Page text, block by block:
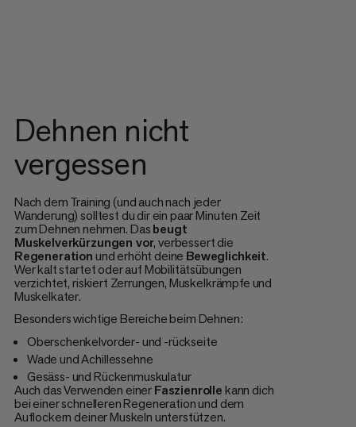
Dehnen nicht
vergessen
Nach dem Training (und auch nach jeder
Wanderung) solltest du dir ein paar Minuten Zeit
zum Dehnen nehmen. Dasbeugt
Muskelverkürzungen vor, verbessert die
Regenerationund erhöht deine Beweglichkeit.
Wer kalt startet oder auf Mobilitätsübungen
verzichtet, riskiert Zerrungen, Muskelkrämpfe und
Muskelkater.
Besonders wichtige Bereiche beim Dehnen:
Oberschenkelvorder- und -rückseite
Wade und Achillessehne
Gesäss- und Rückenmuskulatur
Auch das Verwenden einerFaszienrollekann dich
bei einer schnelleren Regeneration und dem
Auflockern deiner Muskeln unterstützen.